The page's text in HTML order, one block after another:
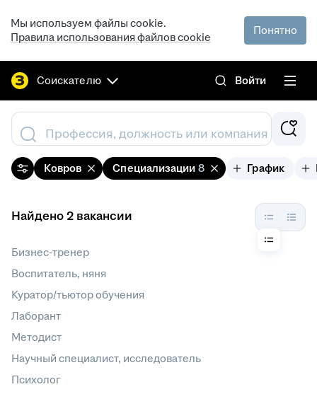
Мы используем файлы cookie.
Правила использования файлов cookie
Понятно
Соискателю Войти
Профессия, должность или компания
Ковров Специализации 8 График
Найдено 2 вакансии
Бизнес-тренер
Воспитатель, няня
Куратор/тьютор обучения
Лаборант
Методист
Научный специалист, исследователь
Психолог